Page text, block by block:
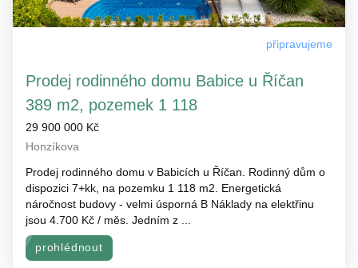
připravujeme
Prodej rodinného domu Babice u Říčan
389 m2, pozemek 1 118
29 900 000 Kč
Honzíkova
Prodej rodinného domu v Babicích u Říčan. Rodinný dům o
dispozici 7+kk, na pozemku 1 118 m2. Energetická
náročnost budovy - velmi úsporná B Náklady na elektřinu
jsou 4.700 Kč / měs. Jedním z ...
prohlédnout